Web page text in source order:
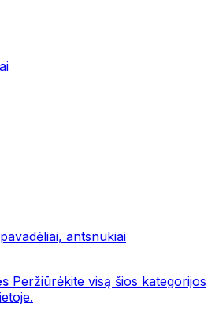
antsnukiai
Peržiūrėkite visą šios kategorijos